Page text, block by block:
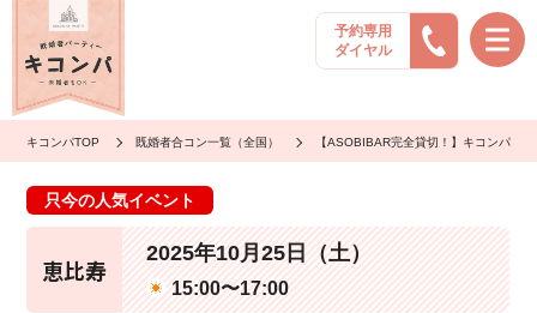
予約専用
ダイヤル
キコンパTOP 既婚者合コン一覧（全国） 【ASOBIBAR完全貸切！】キコンパ大
只今の人気イベント
恵比寿
2025年10月25日（土）
15:00〜17:00